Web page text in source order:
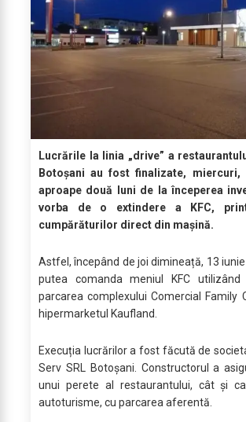
Lucrările la linia „drive” a
Botoșani au fost finalizate, miercuri,
aproape două luni de la începerea
vorba de o extindere a KFC,
cumpărăturilor direct din mașină.
Astfel, începând de joi dimineață, 13
putea comanda meniul KFC
parcarea complexului Comercial Family
hipermarketul Kaufland.
Execuția lucrărilor a fost făcută de
Serv SRL Botoșani. Constructorul a
unui perete al restaurantului, cât și
autoturisme, cu parcarea aferentă.